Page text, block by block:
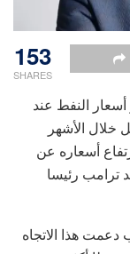
153
SHARES
النفط عند
دولارا للبرميل خلال الأشهر
أسعاره عن
ترامب رئيسا
هذا الاتجاه